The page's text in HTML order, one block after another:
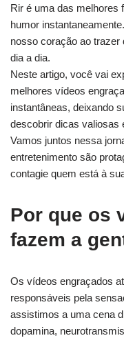
Rir é uma das melhores
humor
nosso coração ao
dia a dia.
Neste artigo, você vai
melhores vídeos
instantâneas, deixando
descobrir dicas valiosas
Vamos juntos nessa
entretenimento são
contagie quem está à
Por que os
fazem a
Os vídeos engraçados
responsáveis pela
assistimos a uma cena
dopamina,